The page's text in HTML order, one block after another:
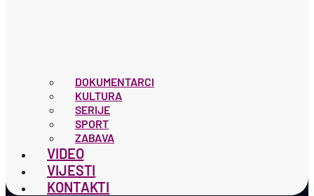
DOKUMENTARCI
KULTURA
SERIJE
SPORT
ZABAVA
VIDEO
VIJESTI
KONTAKTI